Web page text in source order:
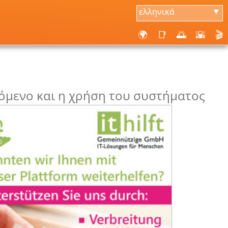
ελληνικά ▼
🌍 📑 🌅 🌇 🎬
και η χρήση του συστήματος